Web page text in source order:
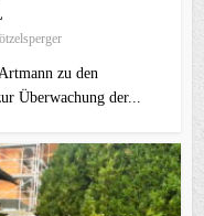
zu den
Überwachung der...